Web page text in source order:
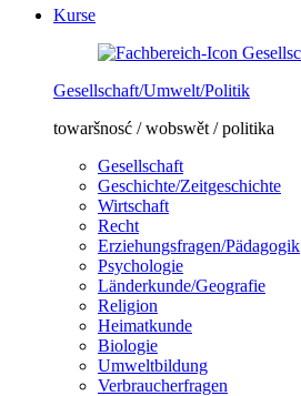
Kurse
Gesellschaft/Umwelt/Politik
towaršnosć / wobswět / politika
Gesellschaft
Geschichte/Zeitgeschichte
Wirtschaft
Recht
Erziehungsfragen/Pädagogik
Psychologie
Länderkunde/Geografie
Religion
Heimatkunde
Biologie
Umweltbildung
Verbraucherfragen